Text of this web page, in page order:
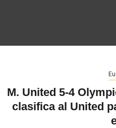
M. United 5-4
clasifica al United
se pronuncia sobre el
Ramírez Solano